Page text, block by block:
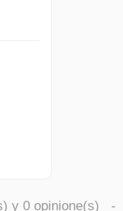
y 0 opinione(s) -